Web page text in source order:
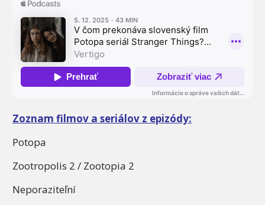
Zoznam filmov a seriálov z epizódy:
Potopa
Zootropolis 2 / Zootopia 2
Neporaziteľní